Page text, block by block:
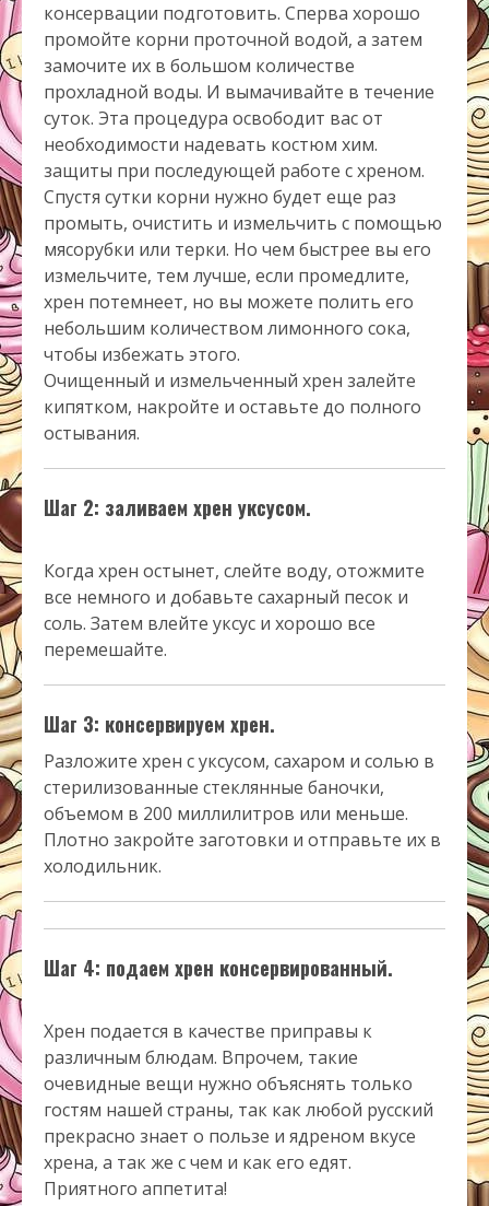
консервации подготовить. Сперва хорошо
промойте корни проточной водой, а затем
замочите их в большом количестве
прохладной воды. И вымачивайте в течение
суток. Эта процедура освободит вас от
необходимости надевать костюм хим.
защиты при последующей работе с хреном.
Спустя сутки корни нужно будет еще раз
промыть, очистить и измельчить с помощью
мясорубки или терки. Но чем быстрее вы его
измельчите, тем лучше, если промедлите,
хрен потемнеет, но вы можете полить его
небольшим количеством лимонного сока,
чтобы избежать этого.
Очищенный и измельченный хрен залейте
кипятком, накройте и оставьте до полного
остывания.
Шаг 2: заливаем хрен уксусом.
Когда хрен остынет, слейте воду, отожмите
все немного и добавьте сахарный песок и
соль. Затем влейте уксус и хорошо все
перемешайте.
Шаг 3: консервируем хрен.
Разложите хрен с уксусом, сахаром и солью в
стерилизованные стеклянные баночки,
объемом в 200 миллилитров или меньше.
Плотно закройте заготовки и отправьте их в
холодильник.
Шаг 4: подаем хрен консервированный.
Хрен подается в качестве приправы к
различным блюдам. Впрочем, такие
очевидные вещи нужно объяснять только
гостям нашей страны, так как любой русский
прекрасно знает о пользе и ядреном вкусе
хрена, а так же с чем и как его едят.
Приятного аппетита!